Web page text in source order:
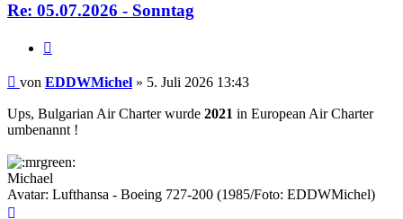
Re: 05.07.2026 - Sonntag
Ungelesener
von EDDWMichel » 5. Juli 2026 13:43
Ups, Bulgarian Air Charter wurde 2021 in European Air Charter
umbenannt !
Michael
Avatar: Lufthansa - Boeing 727-200 (1985/Foto: EDDWMichel)